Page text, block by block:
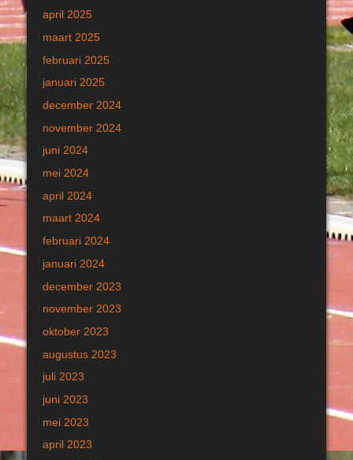
april 2025
maart 2025
februari 2025
januari 2025
december 2024
november 2024
juni 2024
mei 2024
april 2024
maart 2024
februari 2024
januari 2024
december 2023
november 2023
oktober 2023
augustus 2023
juli 2023
juni 2023
mei 2023
april 2023